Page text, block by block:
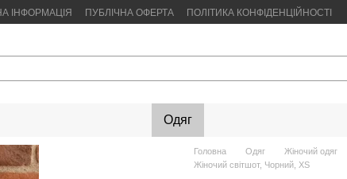
ІНФОРМАЦІЯ ПУБЛІЧНА ОФЕРТА ПОЛІТИКА КОНФІДЕНЦІЙНОСТІ
Одяг
Головна Одяг Жіночий одяг
Жіночий світшот, Чорний, XS